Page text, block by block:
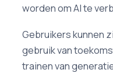
worden om AI te
Gebruikers kunnen
gebruik van
trainen van